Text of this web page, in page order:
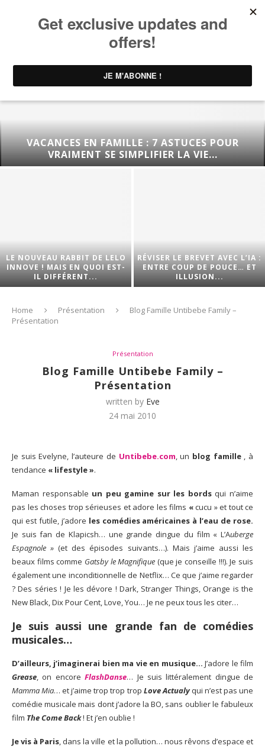
VACANCES EN FAMILLE : 7 ASTUCES POUR
VRAIMENT SE SIMPLIFIER LA VIE...
LE NOUVEAU RABBIT DE LELO
INNOVE ! MAIS EN QUOI EST-
IL DIFFÉRENT...
RÉVISER LE BREVET AVEC L’IA :
ENTRE COUP DE POUCE… ET
ILLUSION...
Home Présentation
Blog Famille Untibebe Family –
Présentation
Présentation
Blog Famille Untibebe Family –
Présentation
written by Eve
24 mai 2010
Je suis Evelyne, l’auteure de Untibebe.com, un blog famille , à
tendance « lifestyle ».
Maman responsable un peu gamine sur les bordsqui n’aime
pas les choses trop sérieuses et adore les films «cucu » et tout ce
qui est futile, j’adore les comédies américaines à l’eau de rose.
Je suis fan de Klapicsh… une grande dingue du film « L’Auberge
Espagnole » (et des épisodes suivants…). Mais j’aime aussi les
beaux films comme Gatsby le Magnifique (que je conseille !!!). Je suis
également une inconditionnelle de Netflix… Ce que j’aime regarder
? Des séries ! Je les dévore ! Dark, Stranger Things, Orange is the
New Black, Dix Pour Cent, Love, You… Je ne peux tous les citer…
Je suis aussi une grande fan de comédies
musicales…
D’ailleurs, j’imaginerai bien ma vie en musique…J’adore le film
Grease, on encoreFlashDanse… Je suis littéralement dingue de
Mamma Mia… et j’aime trop trop trop Love Actualyqui n’est pas une
comédie musicale mais dont j’adore la BO, sans oublier le fabuleux
film The Come Back! Et j’en oublie !
Je vis à Paris, dans la ville et la pollution… nous rêvons d’espace et